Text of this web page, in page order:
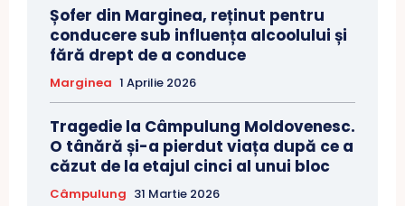
Șofer din Marginea, reținut pentru
conducere sub influența alcoolului și
fără drept de a conduce
Marginea 1 Aprilie 2026
Tragedie la Câmpulung Moldovenesc.
O tânără și-a pierdut viața după ce a
căzut de la etajul cinci al unui bloc
Câmpulung 31 Martie 2026